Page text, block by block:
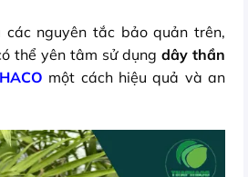
nguyên tắc bảo quản trên,
thể yên tâm sử dụng dây thần
một cách hiệu quả và an